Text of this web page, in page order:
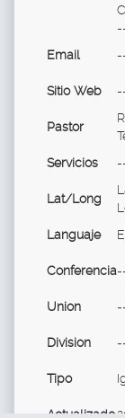
Email
Sitio Web
Pastor
Servicios
Lat/Long
Languaje
Conferencia
Union
Division
Tipo
Actualizado